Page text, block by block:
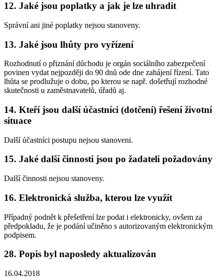
12. Jaké jsou poplatky a jak je lze uhradit
Správní ani jiné poplatky nejsou stanoveny.
13. Jaké jsou lhůty pro vyřízení
Rozhodnutí o přiznání důchodu je orgán sociálního zabezpečení
povinen vydat nejpozději do 90 dnů ode dne zahájení řízení. Tato
lhůta se prodlužuje o dobu, po kterou se např. došetřují rozhodné
skutečnosti u zaměstnavatelů, úřadů aj.
14. Kteří jsou další účastníci (dotčení) řešení životní
situace
Další účastníci postupu nejsou stanoveni.
15. Jaké další činnosti jsou po žadateli požadovány
Další činnosti nejsou stanoveny.
16. Elektronická služba, kterou lze využít
Případný podnět k přešetření lze podat i elektronicky, ovšem za
předpokladu, že je podání učiněno s autorizovaným elektronickým
podpisem.
28. Popis byl naposledy aktualizován
16.04.2018